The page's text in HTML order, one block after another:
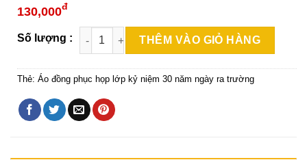
130,000đ
THÊM VÀO GIỎ HÀNG
Thẻ: Áo đồng phục họp lớp kỷ niệm 30 năm ngày ra trường